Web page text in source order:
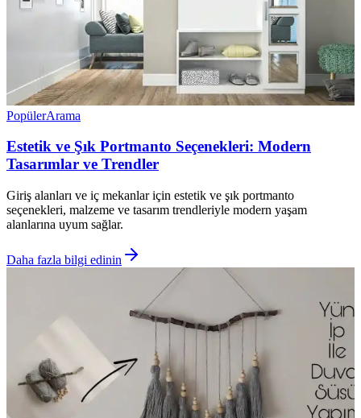
PopülerArama
Estetik ve Şık Portmanto Seçenekleri: Modern
Tasarımlar ve Trendler
Giriş alanları ve iç mekanlar için estetik ve şık portmanto
seçenekleri, malzeme ve tasarım trendleriyle modern yaşam
alanlarına uyum sağlar.
Daha fazla bilgi edinin